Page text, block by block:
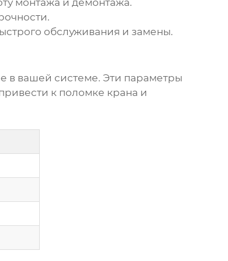
монтажа и демонтажа.
обслуживания и замены.
в вашей системе. Эти параметры
к поломке крана и